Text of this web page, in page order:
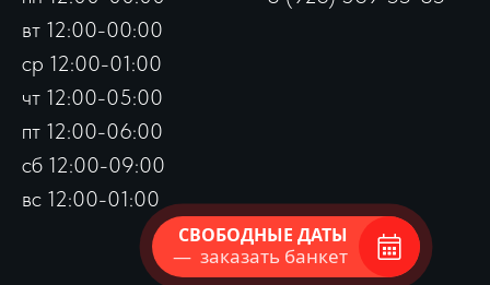
вт 12:00-00:00
ср 12:00-01:00
чт 12:00-05:00
пт 12:00-06:00
сб 12:00-09:00
вс 12:00-01:00